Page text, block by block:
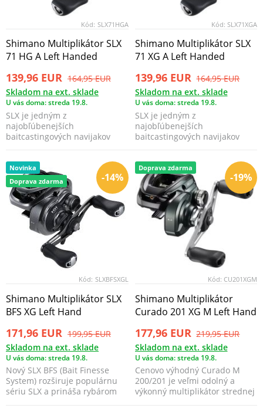
Kód: SLX71HGA
Shimano Multiplikátor SLX
71 HG A Left Handed
139,96 EUR 164,95 EUR
Skladom na ext. sklade
U vás doma: streda 19.8.
SLX je jedným z
najobľúbenejších
baitcastingových navijakov
Kód: SLX71XGA
Shimano Multiplikátor SLX
71 XG A Left Handed
139,96 EUR 164,95 EUR
Skladom na ext. sklade
U vás doma: streda 19.8.
SLX je jedným z
najobľúbenejších
baitcastingových navijakov
-14%
Novinka
Doprava zdarma
Kód: SLXBFSXGL
Shimano Multiplikátor SLX
BFS XG Left Hand
171,96 EUR 199,95 EUR
Skladom na ext. sklade
U vás doma: streda 19.8.
Nový SLX BFS (Bait Finesse
System) rozširuje populárnu
sériu SLX a prináša rybárom
-19%
Doprava zdarma
Kód: CU201XGM
Shimano Multiplikátor
Curado 201 XG M Left Hand
177,96 EUR 219,95 EUR
Skladom na ext. sklade
U vás doma: streda 19.8.
Cenovo výhodný Curado M
200/201 je veľmi odolný a
výkonný multiplikátor strednej